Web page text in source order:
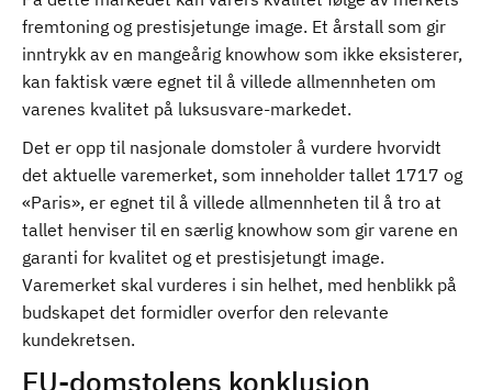
fremtoning og prestisjetunge image. Et årstall som gir
inntrykk av en mangeårig knowhow som ikke eksisterer,
kan faktisk være egnet til å villede allmennheten om
varenes kvalitet på luksusvare-markedet.
Det er opp til nasjonale domstoler å vurdere hvorvidt
det aktuelle varemerket, som inneholder tallet 1717 og
«Paris», er egnet til å villede allmennheten til å tro at
tallet henviser til en særlig knowhow som gir varene en
garanti for kvalitet og et prestisjetungt image.
Varemerket skal vurderes i sin helhet, med henblikk på
budskapet det formidler overfor den relevante
kundekretsen.
EU-domstolens konklusjon